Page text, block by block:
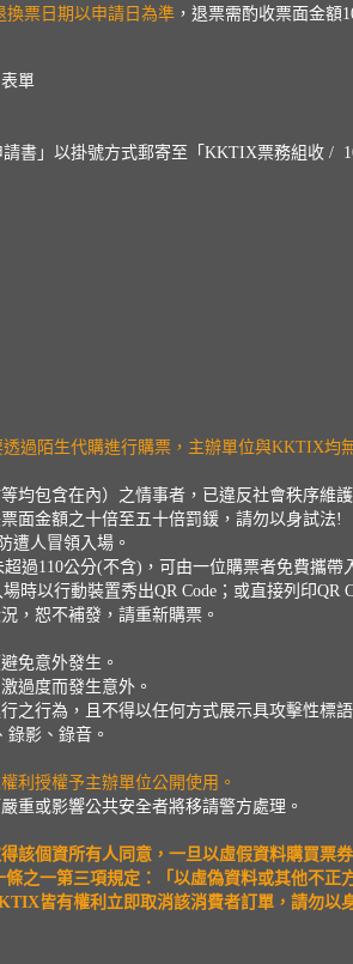
換票日期以申請日為準 ，退票需酌收票面金額
單
」以掛號方式郵寄至「KKTIX票務組收 /
過陌生代購進行購票，主辦單位與KKTIX均
包含在內）之情事者，已違反社會秩序維
面金額之十倍至五十倍罰鍰，請勿以身試法!
遭人冒領入場。
過110公分(不含)，可由一位購票者免費攜
時以行動裝置秀出QR Code；或直接列印QR
，恕不補發，請重新購票。
免意外發生。
過度而發生意外。
之行為，且不得以任何方式展示具攻擊性標語
影、錄音。
利授權予主辦單位公開使用。
重或影響公共安全者將移請警方處理。
該個資所有人同意，一旦以虛假資料購買
之一第三項規定：「以虛偽資料或其他不
皆有權利立即取消該消費者訂單，請勿以